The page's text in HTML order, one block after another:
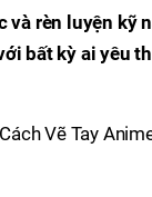
và rèn luyện kỹ
bất kỳ ai yêu
Vẽ Tay